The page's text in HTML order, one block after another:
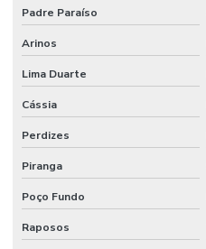
Padre Paraíso
Arinos
Lima Duarte
Cássia
Perdizes
Piranga
Poço Fundo
Raposos